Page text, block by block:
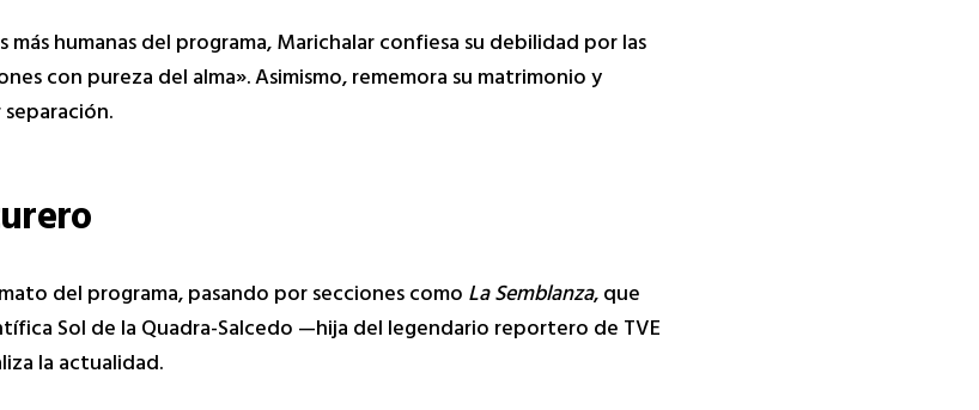
humanas del programa, Marichalar confiesa su debilidad por las
con pureza del alma». Asimismo, rememora su matrimonio y
del programa, pasando por secciones comoLa Semblanza, que
Sol de la Quadra-Salcedo —hija del legendario reportero de TVE
la actualidad.